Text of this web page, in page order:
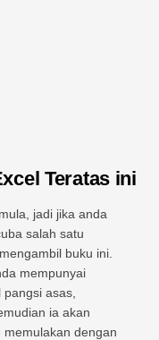
Teratas ini
jadi jika anda
salah satu
buku ini.
mempunyai
asas,
ia akan
dengan